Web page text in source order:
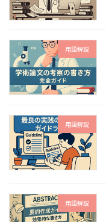
用語解説
用語解説
用語解説